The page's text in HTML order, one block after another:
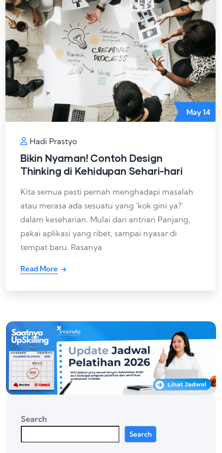
May14
Hadi Prastyo
Bikin Nyaman! Contoh Design
Thinking di Kehidupan Sehari-hari
Kita semua pasti pernah menghadapi masalah
atau merasa ada sesuatu yang ‘kok gini ya?’
dalam keseharian. Mulai dari antrian Panjang,
pakai aplikasi yang ribet, sampai nyasar di
tempat baru. Rasanya
Read More
Search
Search